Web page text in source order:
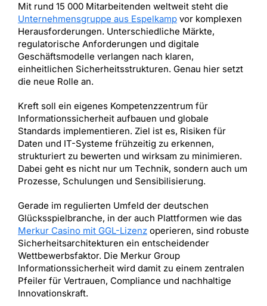
Mit rund 15 000 Mitarbeitenden weltweit steht die
Unternehmensgruppe aus Espelkampvor komplexen
Herausforderungen. Unterschiedliche Märkte,
regulatorische Anforderungen und digitale
Geschäftsmodelle verlangen nach klaren,
einheitlichen Sicherheitsstrukturen. Genau hier setzt
die neue Rolle an.
Kreft soll ein eigenes Kompetenzzentrum für
Informationssicherheit aufbauen und globale
Standards implementieren. Ziel ist es, Risiken für
Daten und IT-Systeme frühzeitig zu erkennen,
strukturiert zu bewerten und wirksam zu minimieren.
Dabei geht es nicht nur um Technik, sondern auch um
Prozesse, Schulungen und Sensibilisierung.
Gerade im regulierten Umfeld der deutschen
Glücksspielbranche, in der auch Plattformen wie das
Merkur Casino mit GGL-Lizenzoperieren, sind robuste
Sicherheitsarchitekturen ein entscheidender
Wettbewerbsfaktor. Die Merkur Group
Informationssicherheit wird damit zu einem zentralen
Pfeiler für Vertrauen, Compliance und nachhaltige
Innovationskraft.